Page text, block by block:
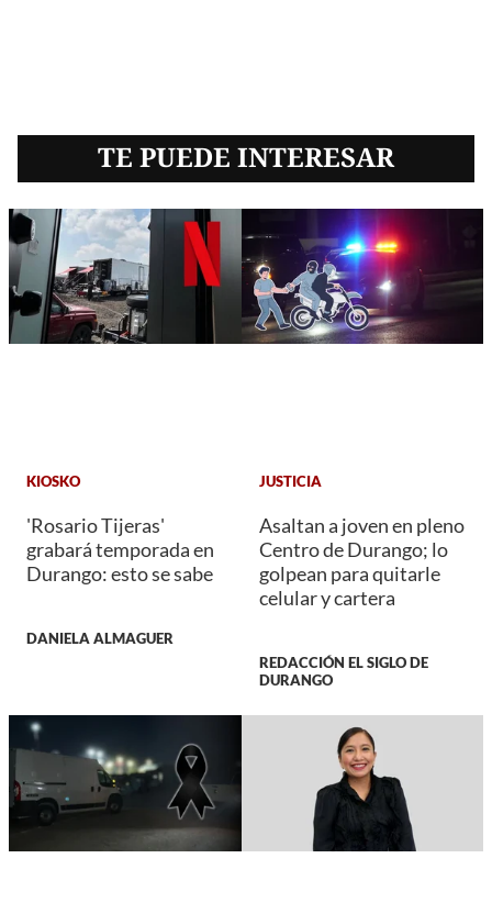
TE PUEDE INTERESAR
KIOSKO
'Rosario Tijeras'
grabará temporada en
Durango: esto se sabe
DANIELA ALMAGUER
JUSTICIA
Asaltan a joven en pleno
Centro de Durango; lo
golpean para quitarle
celular y cartera
REDACCIÓN EL SIGLO DE
DURANGO